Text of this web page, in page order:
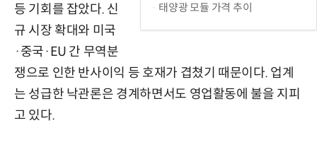
태양광 모듈 가격 추이
등 기회를 잡았다. 신
규 시장 확대와 미국
·중국·EU 간 무역분
쟁으로 인한 반사이익 등 호재가 겹쳤기 때문이다. 업계
는 성급한 낙관론은 경계하면서도 영업활동에 불을 지피
고 있다.